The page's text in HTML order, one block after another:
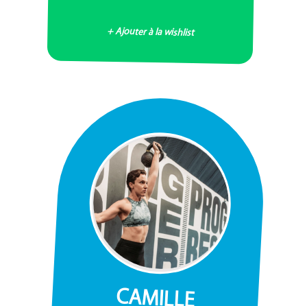
+ Ajouter à la wishlist
CAMILLE